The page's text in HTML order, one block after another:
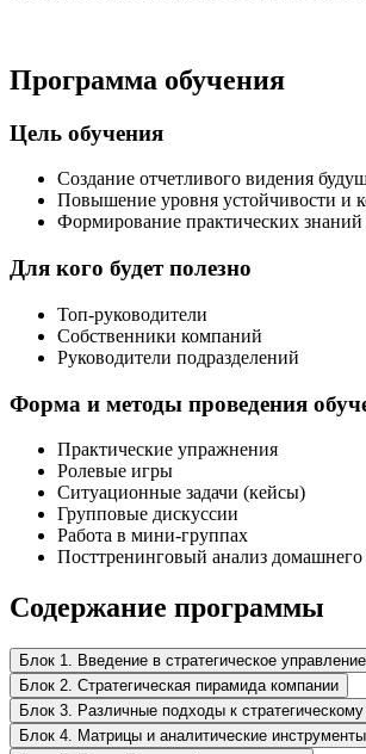
Программа обучения
Цель обучения
Создание отчетливого видения
Повышение уровня устойчивости и
Формирование практических
Для кого будет полезно
Топ-руководители
Собственники компаний
Руководители подразделений
Форма и методы проведения
Практические упражнения
Ролевые игры
Ситуационные задачи (кейсы)
Групповые дискуссии
Работа в мини-группах
Посттренинговый анализ домашнего
Содержание программы
Блок 1. Введение в стратегическое управление
Блок 2. Стратегическая пирамида компании
Блок 3. Различные подходы к
Блок 4. Матрицы и аналитические инструменты